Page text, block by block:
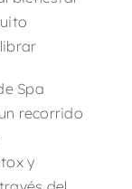
Spa
recorrido
y